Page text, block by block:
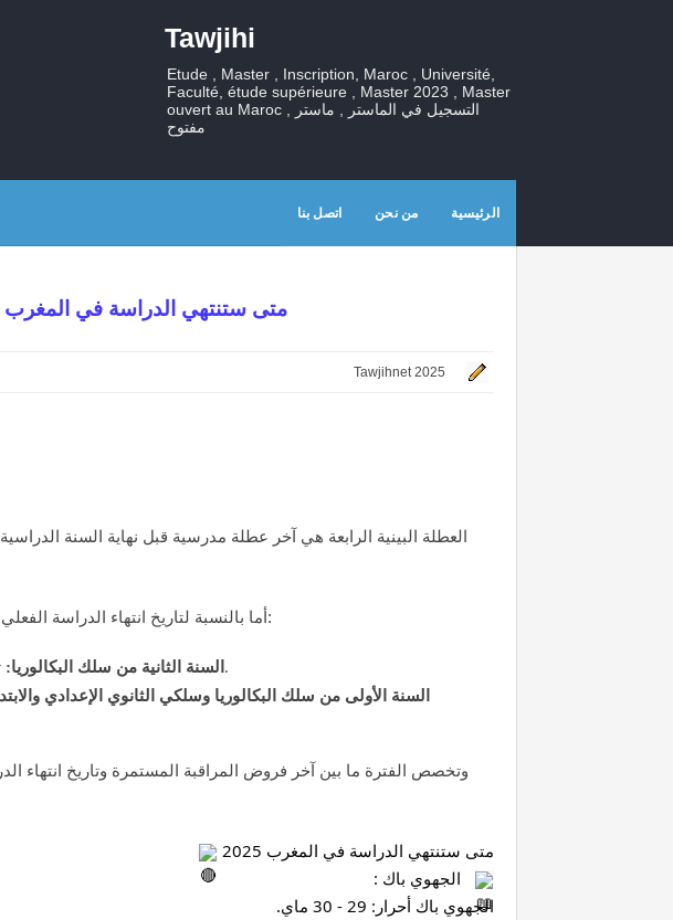
Tawjihi
Etude , Master , Inscription, Maroc , Université,
Faculté, étude supérieure , Master 2023 , Master
ouvert au Maroc , التسجيل في الماستر , ماستر
مفتوح
الرئيسية من نحن اتصل بنا
متى ستنتهي الدراسة في المغرب 2025
Tawjihnet 2025
العطلة البينية الرابعة هي آخر عطلة مدرسية قبل نهاية السنة
أما بالنسبة لتاريخ انتهاء الدراسة الفعلي، فهو يختلف حسب المستوى الدراسي:
السنة الثانية من سلك البكالوريا: .
السنة الأولى من سلك البكالوريا وسلكي الثانوي الإعدادي
وتخصص الفترة ما بين آخر فروض المراقبة المستمرة وتاريخ انتهاء
متى ستنتهي الدراسة في المغرب 2025
   الجهوي باك :
الجهوي باك أحرار: 29 - 30 ماي.